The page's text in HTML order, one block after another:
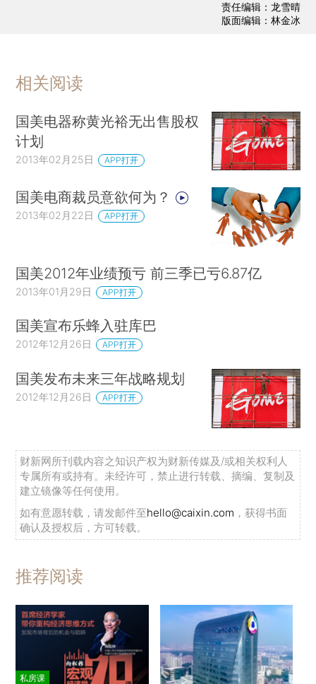
责任编辑：龙雪晴
版面编辑：林金冰
相关阅读
国美电器称黄光裕无出售股权
计划
2013年02月25日 APP打开
国美电商裁员意欲何为？
2013年02月22日 APP打开
国美2012年业绩预亏 前三季已亏6.87亿
2013年01月29日 APP打开
国美宣布乐蜂入驻库巴
2012年12月26日 APP打开
国美发布未来三年战略规划
2012年12月26日 APP打开
财新网所刊载内容之知识产权为财新传媒及/或相关权利人
专属所有或持有。未经许可，禁止进行转载、摘编、复制及
建立镜像等任何使用。
如有意愿转载，请发邮件至hello@caixin.com ，获得书面
确认及授权后，方可转载。
推荐阅读
私房课